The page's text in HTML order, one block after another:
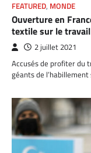
FEATURED, MONDE
Ouverture en
textile sur le
2 juillet 2021
Accusés de profiter du
géants de